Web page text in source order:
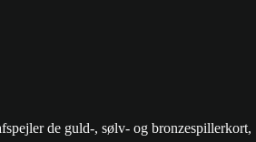
de guld-, sølv- og bronzespillerkort,